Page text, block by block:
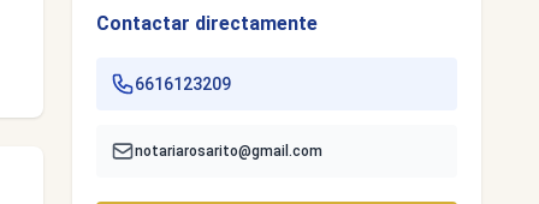
Contactar directamente
6616123209
notariarosarito@gmail.com